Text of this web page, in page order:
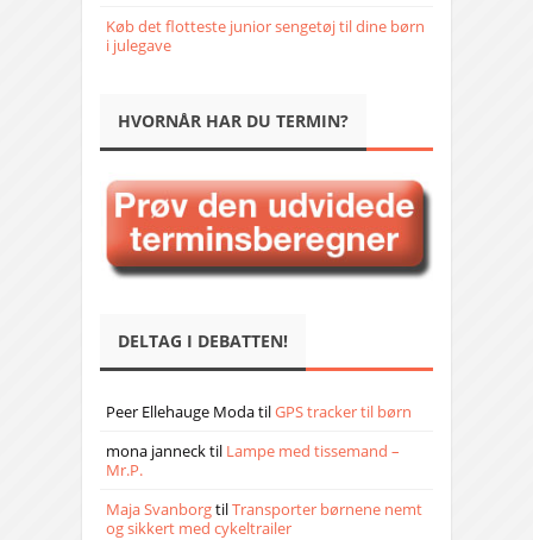
Køb det flotteste junior sengetøj til dine børn
i julegave
HVORNÅR HAR DU TERMIN?
DELTAG I DEBATTEN!
Peer Ellehauge ModatilGPS tracker til børn
mona jannecktil Lampe med tissemand –
Mr.P.
Maja SvanborgtilTransporter børnene nemt
og sikkert med cykeltrailer